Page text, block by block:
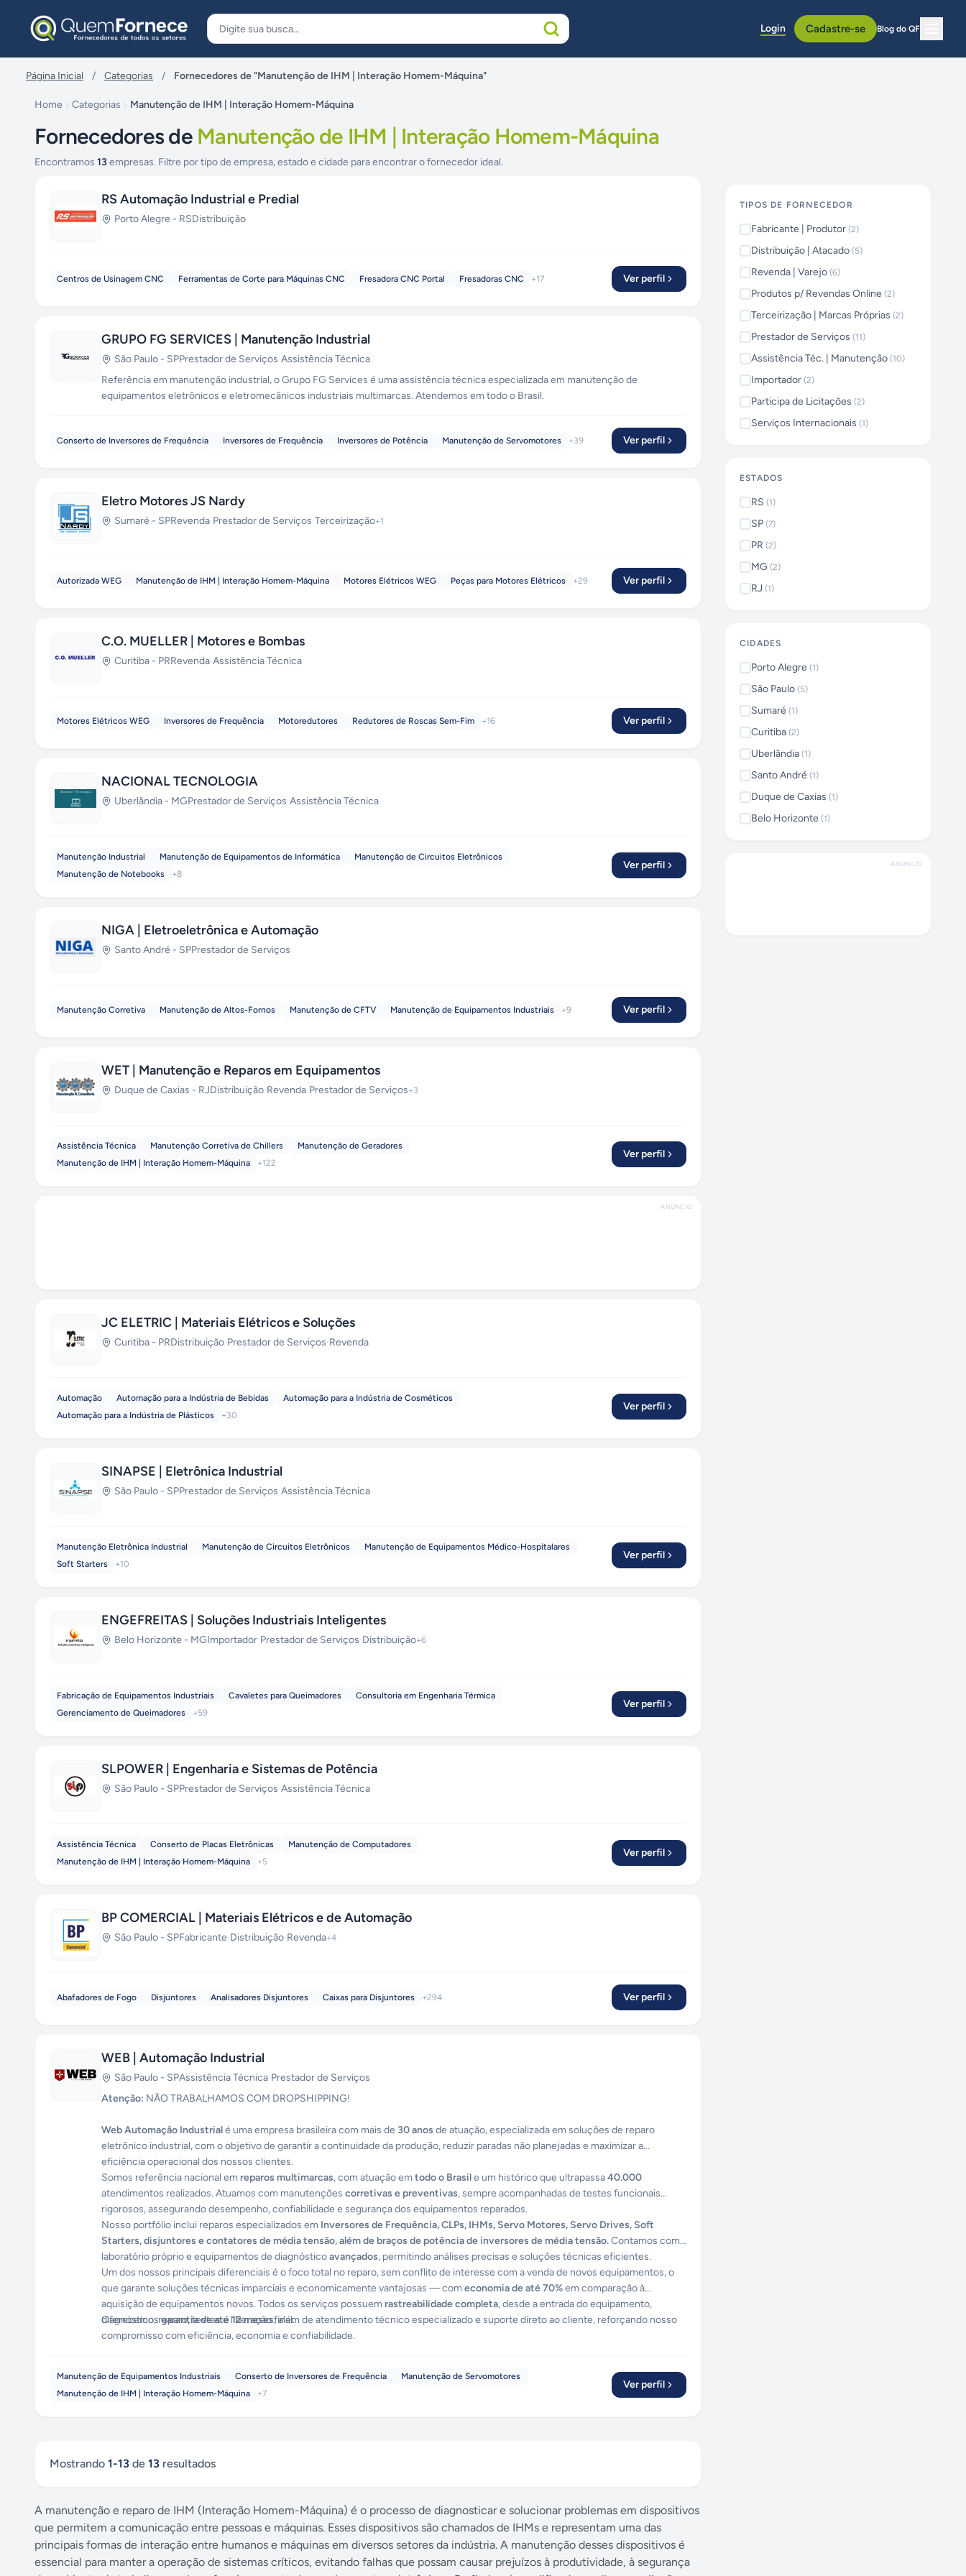
Login Cadastre-se Blog do QF
Página Inicial / Categorias / Fornecedores de "Manutenção de IHM | Interação Homem-Máquina"
Home Categorias Manutenção de IHM | Interação Homem-Máquina
Fornecedores de Manutenção de IHM | Interação Homem-Máquina
Encontramos 13 empresas. Filtre por tipo de empresa, estado e cidade para encontrar o fornecedor ideal.
RS Automação Industrial e Predial
Porto Alegre - RSDistribuição
Centros de Usinagem CNC Ferramentas de Corte para Máquinas CNC Fresadora CNC Portal Fresadoras CNC +17 Ver perfil
GRUPO FG SERVICES | Manutenção Industrial
São Paulo - SPPrestador de Serviços·Assistência Técnica
Referência em manutenção industrial, o Grupo FG Services é uma assistência técnica especializada em manutenção de
equipamentos eletrônicos e eletromecânicos industriais multimarcas. Atendemos em todo o Brasil.
Conserto de Inversores de Frequência Inversores de Frequência Inversores de Potência Manutenção de Servomotores +39 Ver perfil
Eletro Motores JS Nardy
Sumaré - SPRevenda·Prestador de Serviços·Terceirização+1
Autorizada WEG Manutenção de IHM | Interação Homem-Máquina Motores Elétricos WEG Peças para Motores Elétricos +29 Ver perfil
C.O. MUELLER | Motores e Bombas
Curitiba - PRRevenda·Assistência Técnica
Motores Elétricos WEG Inversores de Frequência Motoredutores Redutores de Roscas Sem-Fim +16 Ver perfil
NACIONAL TECNOLOGIA
Uberlândia - MGPrestador de Serviços·Assistência Técnica
Manutenção Industrial Manutenção de Equipamentos de Informática
Manutenção de Circuitos Eletrônicos
Manutenção de Notebooks
+8
Ver perfil
NIGA | Eletroeletrônica e Automação
Santo André - SPPrestador de Serviços
Manutenção Corretiva Manutenção de Altos-Fornos Manutenção de CFTV Manutenção de Equipamentos Industriais +9 Ver perfil
WET | Manutenção e Reparos em Equipamentos
Duque de Caxias - RJDistribuição·Revenda·Prestador de Serviços+3
Assistência Técnica Manutenção Corretiva de Chillers
Manutenção de Geradores
Manutenção de IHM | Interação Homem-Máquina
+122
Ver perfil
ANÚNCIO
JC ELETRIC | Materiais Elétricos e Soluções
Curitiba - PRDistribuição·Prestador de Serviços·Revenda
Automação Automação para a Indústria de Bebidas
Automação para a Indústria de Cosméticos
Automação para a Indústria de Plásticos
+30
Ver perfil
SINAPSE | Eletrônica Industrial
São Paulo - SPPrestador de Serviços·Assistência Técnica
Manutenção Eletrônica Industrial Manutenção de Circuitos Eletrônicos
Manutenção de Equipamentos Médico-Hospitalares
Soft Starters
+10
Ver perfil
ENGEFREITAS | Soluções Industriais Inteligentes
Belo Horizonte - MGImportador·Prestador de Serviços·Distribuição+6
Fabricação de Equipamentos Industriais Cavaletes para Queimadores
Consultoria em Engenharia Térmica
Gerenciamento de Queimadores
+59
Ver perfil
SLPOWER | Engenharia e Sistemas de Potência
São Paulo - SPPrestador de Serviços·Assistência Técnica
Assistência Técnica Conserto de Placas Eletrônicas
Manutenção de Computadores
Manutenção de IHM | Interação Homem-Máquina
+5
Ver perfil
BP COMERCIAL | Materiais Elétricos e de Automação
São Paulo - SPFabricante·Distribuição·Revenda+4
Abafadores de Fogo Disjuntores Analisadores Disjuntores Caixas para Disjuntores +294 Ver perfil
WEB | Automação Industrial
São Paulo - SPAssistência Técnica·Prestador de Serviços
Atenção: NÃO TRABALHAMOS COM DROPSHIPPING!
Web Automação Industrialé uma empresa brasileira com mais de 30 anos de atuação, especializada em soluções de reparo
eletrônico industrial, com o objetivo de garantir a continuidade da produção, reduzir paradas não planejadas e maximizar a
eficiência operacional dos nossos clientes.
Somos referência nacional em reparos multimarcas, com atuação em todo o Brasile um histórico que ultrapassa40.000
atendimentos realizados. Atuamos com manutenções corretivas e preventivas, sempre acompanhadas de testes funcionais
rigorosos, assegurando desempenho, confiabilidade e segurança dos equipamentos reparados.
Nosso portfólio inclui reparos especializados em Inversores de Frequência, CLPs, IHMs, Servo Motores, Servo Drives, Soft
Starters, disjuntores e contatores de média tensão, além de braços de potência de inversores de média tensão.Contamos com
laboratório próprio e equipamentos de diagnósticoavançados, permitindo análises precisas e soluções técnicas eficientes.
Um dos nossos principais diferenciais é o foco total no reparo, sem conflito de interesse com a venda de novos equipamentos, o
que garante soluções técnicas imparciais e economicamente vantajosas — com economia de até 70%em comparação à
aquisição de equipamentos novos. Todos os serviços possuem rastreabilidade completa, desde a entrada do equipamento,
diagnóstico, reparo, testes e liberação final.
Oferecemosgarantia de até 12 meses, além de atendimento técnico especializado e suporte direto ao cliente, reforçando nosso
compromisso com eficiência, economia e confiabilidade.
Manutenção de Equipamentos Industriais Conserto de Inversores de Frequência
Manutenção de Servomotores
Manutenção de IHM | Interação Homem-Máquina
+7
Ver perfil
Mostrando 1-13 de 13 resultados
A manutenção e reparo de IHM (Interação Homem-Máquina) é o processo de diagnosticar e solucionar problemas em dispositivos
que permitem a comunicação entre pessoas e máquinas. Esses dispositivos são chamados de IHMs e representam uma das
principais formas de interação entre humanos e máquinas em diversos setores da indústria. A manutenção desses dispositivos é
essencial para manter a operação de sistemas críticos, evitando falhas que possam causar prejuízos à produtividade, à segurança
TIPOS DE FORNECEDOR
Fabricante | Produtor (2)
Distribuição | Atacado (5)
Revenda | Varejo (6)
Produtos p/ Revendas Online (2)
Terceirização | Marcas Próprias (2)
Prestador de Serviços (11)
Assistência Téc. | Manutenção (10)
Importador (2)
Participa de Licitações (2)
Serviços Internacionais (1)
ESTADOS
RS (1)
SP (7)
PR (2)
MG (2)
RJ (1)
CIDADES
Porto Alegre (1)
São Paulo (5)
Sumaré (1)
Curitiba (2)
Uberlândia (1)
Santo André (1)
Duque de Caxias (1)
Belo Horizonte (1)
ANÚNCIO